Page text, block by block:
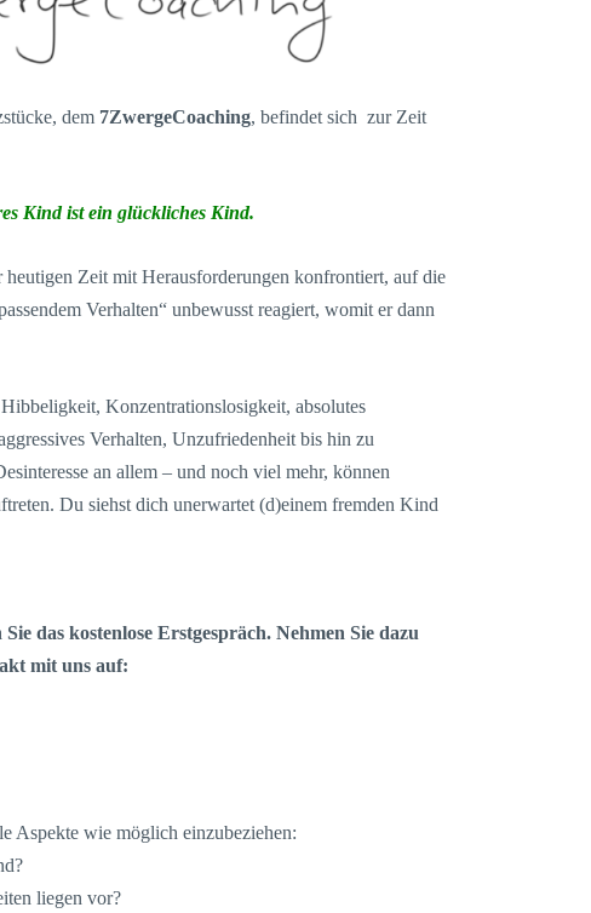
dem 7ZwergeCoaching, befindet sich zur Zeit
Kind ist ein glückliches Kind.
Zeit mit Herausforderungen konfrontiert, auf die
Verhalten“ unbewusst reagiert, womit er dann
Konzentrationslosigkeit, absolutes
Verhalten, Unzufriedenheit bis hin zu
an allem – und noch viel mehr, können
Du siehst dich unerwartet (d)einem fremden Kind
das kostenlose Erstgespräch. Nehmen Sie dazu
mit uns auf:
Aspekte wie möglich einzubeziehen:
liegen vor?